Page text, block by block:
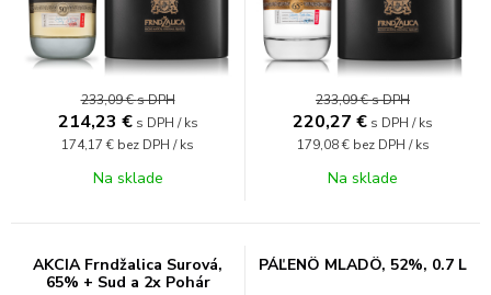
233,09 €s DPH
214,23 € s DPH / ks
174,17 € bez DPH / ks
Na sklade
233,09 €s DPH
220,27 € s DPH / ks
179,08 € bez DPH / ks
Na sklade
AKCIA Frndžalica Surová,
65% + Sud a 2x Pohár
PÁĽENÔ MLADÔ, 52%, 0.7 L